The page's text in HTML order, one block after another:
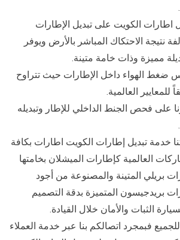
اطارات الكويت على تبديل الإطارات
نتيجة الاحتكاك المباشر بالأرض ويوفر
مميزة وذات خامة متينة.
ضغط الهواء داخل الإطارات حيث تتراوح
على فحص الجنط الداخلي للإطار وتبديله
خدمة تبديل إطارات الكويت اطارات بكافة
العالمية كإطارات الميشلان بخامتها
بريلي المتينة والمصنوعة من أجود
بريدجيسون المتميزة بدقة التصميم
الثبات والأمان خلال القيادة.
فبمجرد اتصالكم بنا عبر خدمة العملاء